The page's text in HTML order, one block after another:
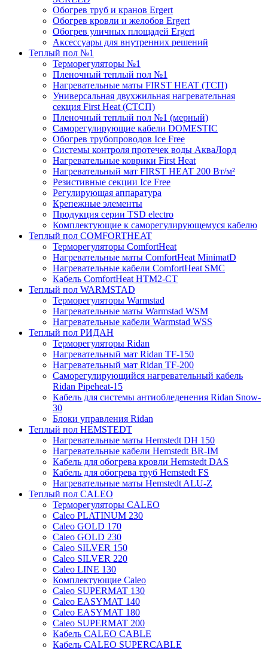
Обогрев труб и кранов Ergert
Обогрев кровли и желобов Ergert
Обогрев уличных площадей Ergert
Аксессуары для внутренних решений
Теплый пол №1
Терморегуляторы №1
Пленочный теплый пол №1
Нагревательные маты FIRST HEAT (ТСП)
Универсальная двухжильная нагревательная
секция First Heat (СТСП)
Пленочный теплый пол №1 (мерный)
Саморегулирующие кабели DOMESTIC
Обогрев трубопроводов Ice Free
Системы контроля протечек воды АкваЛорд
Нагревательные коврики First Heat
Нагревательный мат FIRST HEAT 200 Вт/м²
Резистивные секции Ice Free
Регулирующая аппаратура
Крепежные элементы
Продукция серии TSD electro
Комплектующие к саморегулирующемуся кабелю
Теплый пол COMFORTHEAT
Терморегуляторы ComfortHeat
Нагревательные маты ComfortHeat MinimatD
Нагревательные кабели ComfortHeat SMC
Кабель ComfortHeat HTM2-CT
Теплый пол WARMSTAD
Терморегуляторы Warmstad
Нагревательные маты Warmstad WSM
Нагревательные кабели Warmstad WSS
Теплый пол РИДАН
Терморегуляторы Ridan
Нагревательный мат Ridan TF-150
Нагревательный мат Ridan TF-200
Саморегулирующийся нагревательный кабель
Ridan Pipeheat-15
Кабель для системы антиобледенения Ridan Snow-
30
Блоки управления Ridan
Теплый пол HEMSTEDT
Нагревательные маты Hemstedt DH 150
Нагревательные кабели Hemstedt BR-IM
Кабель для обогрева кровли Hemstedt DAS
Кабель для обогрева труб Hemstedt FS
Нагревательные маты Hemstedt ALU-Z
Теплый пол CALEO
Терморегуляторы CALEO
Caleo PLATINUM 230
Caleo GOLD 170
Caleo GOLD 230
Caleo SILVER 150
Caleo SILVER 220
Caleo LINE 130
Комплектующие Caleo
Caleo SUPERMAT 130
Caleo EASYMAT 140
Caleo EASYMAT 180
Caleo SUPERMAT 200
Кабель CALEO CABLE
Кабель CALEO SUPERCABLE